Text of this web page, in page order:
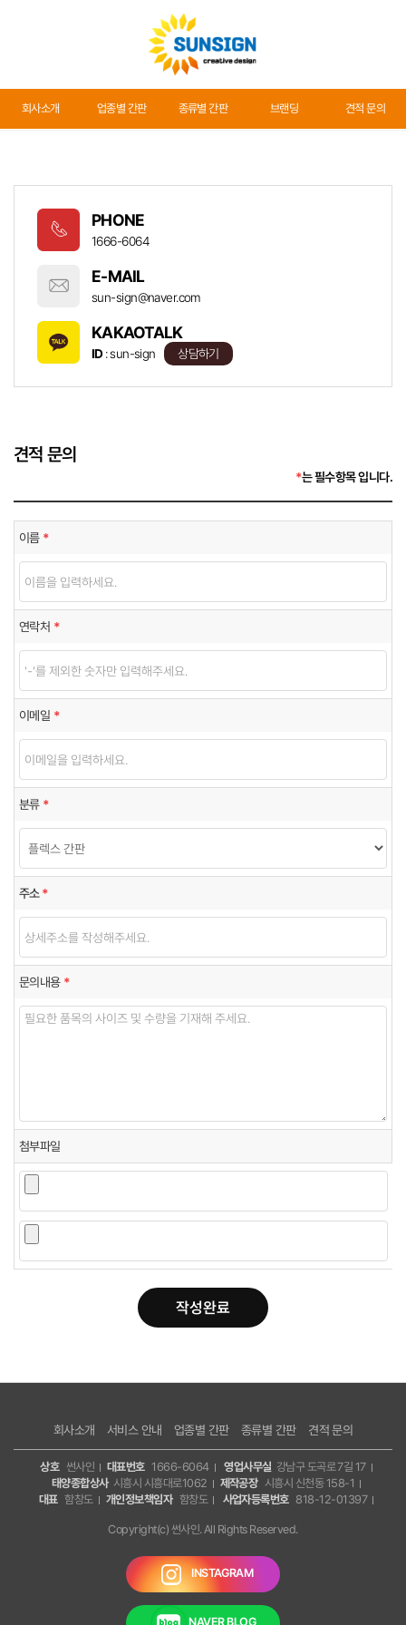
회사소개
브랜딩
견적 문의
회사소개 업종별 간판 종류별 간판 브랜딩 견적 문의
PHONE
1666-6064
E-MAIL
sun-sign@naver.com
KAKAOTALK
ID : sun-sign 상담하기
견적 문의
*는 필수항목 입니다.
이름 *
연락처 *
이메일 *
분류 *
주소*
문의내용 *
첨부파일
회사소개 서비스 안내 업종별 간판 종류별 간판 견적 문의
상호 썬사인 대표번호 1666-6064 영업사무실 강남구 도곡로 7길 17
태양종합상사 시흥시 시흥대로1062 제작공장 시흥시 신천동 158-1
대표 함창도 개인정보책임자 함창도 사업자등록번호 818-12-01397
Copyright(c) 썬사인. All Rights Reserved.
INSTAGRAM